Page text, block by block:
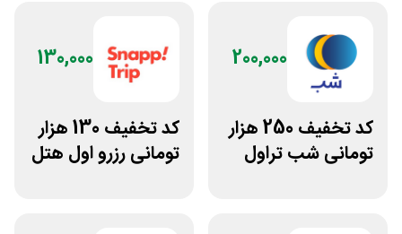
200,000
کد تخفیف 250 هزار
تومانی شب تراول
130,000
کد تخفیف 130 هزار
تومانی رزرو اول هتل